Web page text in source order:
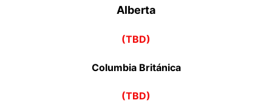
Alberta
(TBD)
Columbia Británica
(TBD)